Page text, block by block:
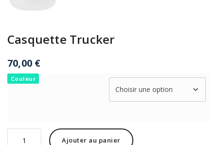
Casquette Trucker
70,00 €
Couleur
quantité
Ajouter au panier